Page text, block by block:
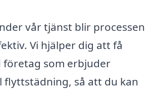
vår tjänst blir processen
Vi hjälper dig att få
företag som erbjuder
flyttstädning, så att du kan